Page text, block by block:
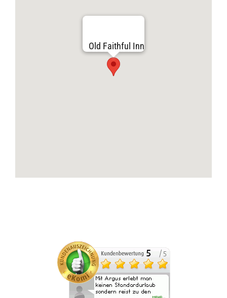
Old Faithful Inn